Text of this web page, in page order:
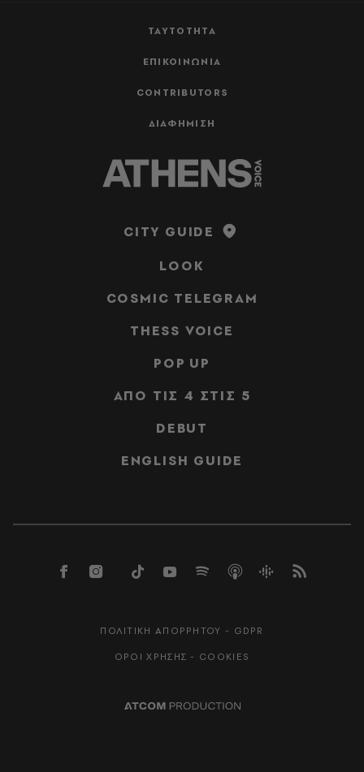
ΤΑΥΤΟΤΗΤΑ
ΕΠΙΚΟΙΝΩΝΙΑ
CONTRIBUTORS
ΔΙΑΦΗΜΙΣΗ
CITY GUIDE
LOOK
COSMIC TELEGRAM
THESS VOICE
POP UP
ΑΠΟ ΤΙΣ 4 ΣΤΙΣ 5
DEBUT
ENGLISH GUIDE
ΠΟΛΙΤΙΚΗ ΑΠΟΡΡΗΤΟΥ - GDPR
ΟΡΟΙ ΧΡΗΣΗΣ - COOKIES